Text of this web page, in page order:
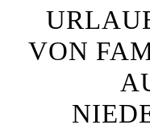
VON